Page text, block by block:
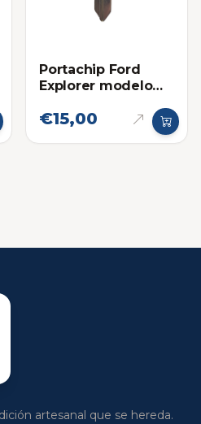
Portachip Ford
Explorer modelo
€15,00
artesanal que se hereda.